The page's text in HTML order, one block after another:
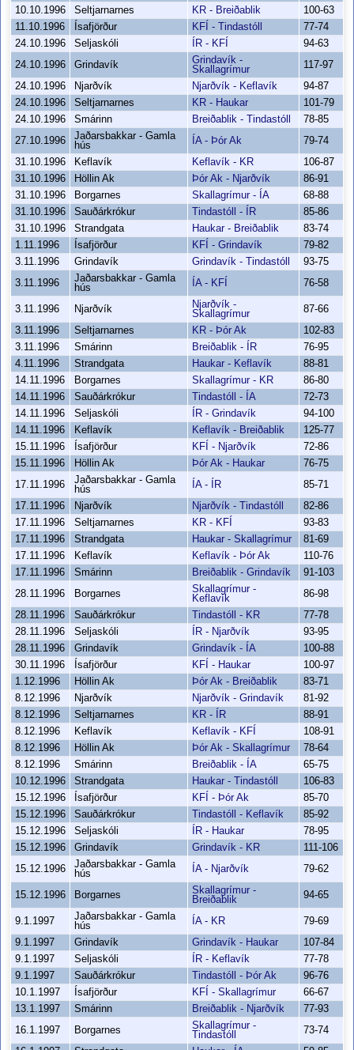
10.10.1996
Seltjarnarnes KR - Breiðablik
100-63
11.10.1996
Ísafjörður KFÍ - Tindastóll
77-74
24.10.1996
Seljaskóli ÍR - KFÍ
94-63
24.10.1996
Grindavík
Grindavík -
Skallagrímur
117-97
24.10.1996
Njarðvík Njarðvík - Keflavík
94-87
24.10.1996
Seltjarnarnes KR - Haukar
101-79
24.10.1996
Smárinn Breiðablik - Tindastóll
78-85
27.10.1996
Jaðarsbakkar - Gamla
hús
ÍA - Þór Ak
79-74
31.10.1996
Keflavík Keflavík - KR
106-87
31.10.1996
Höllin Ak Þór Ak - Njarðvík
86-91
31.10.1996
Borgarnes Skallagrímur - ÍA
68-88
31.10.1996
Sauðárkrókur Tindastóll - ÍR
85-86
31.10.1996
Strandgata Haukar - Breiðablik
83-74
1.11.1996
Ísafjörður KFÍ - Grindavík
79-82
3.11.1996
Grindavík Grindavík - Tindastóll
93-75
3.11.1996
Jaðarsbakkar - Gamla
hús
ÍA - KFÍ 76-58
3.11.1996 Njarðvík
Njarðvík -
Skallagrímur
87-66
3.11.1996
Seltjarnarnes KR - Þór Ak
102-83
3.11.1996
Smárinn Breiðablik - ÍR
76-95
4.11.1996
Strandgata Haukar - Keflavík
88-81
14.11.1996
Borgarnes Skallagrímur - KR
86-80
14.11.1996
Sauðárkrókur Tindastóll - ÍA
72-73
14.11.1996
Seljaskóli ÍR - Grindavík
94-100
14.11.1996
Keflavík Keflavík - Breiðablik
125-77
15.11.1996
Ísafjörður KFÍ - Njarðvík
72-86
15.11.1996
Höllin Ak Þór Ak - Haukar
76-75
17.11.1996
Jaðarsbakkar - Gamla
hús
ÍA - ÍR
85-71
17.11.1996
Njarðvík Njarðvík - Tindastóll
82-86
17.11.1996
Seltjarnarnes KR - KFÍ
93-83
17.11.1996
Strandgata Haukar - Skallagrímur
81-69
17.11.1996
Keflavík Keflavík - Þór Ak
110-76
17.11.1996
Smárinn Breiðablik - Grindavík
91-103
28.11.1996
Borgarnes
Skallagrímur -
Keflavík
86-98
28.11.1996
Sauðárkrókur Tindastóll - KR
77-78
28.11.1996
Seljaskóli ÍR - Njarðvík
93-95
28.11.1996
Grindavík Grindavík - ÍA
100-88
30.11.1996
Ísafjörður KFÍ - Haukar
100-97
1.12.1996
Höllin Ak Þór Ak - Breiðablik
83-71
8.12.1996
Njarðvík Njarðvík - Grindavík
81-92
8.12.1996
Seltjarnarnes KR - ÍR
88-91
8.12.1996
Keflavík Keflavík - KFÍ
108-91
8.12.1996
Höllin Ak Þór Ak - Skallagrímur
78-64
8.12.1996
Smárinn Breiðablik - ÍA
65-75
10.12.1996
Strandgata Haukar - Tindastóll
106-83
15.12.1996
Ísafjörður KFÍ - Þór Ak
85-70
15.12.1996
Sauðárkrókur Tindastóll - Keflavík
85-92
15.12.1996
Seljaskóli ÍR - Haukar
78-95
15.12.1996
Grindavík Grindavík - KR
111-106
15.12.1996
Jaðarsbakkar - Gamla
hús
ÍA - Njarðvík 79-62
15.12.1996 Borgarnes
Skallagrímur -
Breiðablik
94-65
9.1.1997
Jaðarsbakkar - Gamla
hús
ÍA - KR
79-69
9.1.1997
Grindavík Grindavík - Haukar
107-84
9.1.1997
Seljaskóli ÍR - Keflavík
77-78
9.1.1997
Sauðárkrókur Tindastóll - Þór Ak
96-76
10.1.1997
Ísafjörður KFÍ - Skallagrímur
66-67
13.1.1997
Smárinn Breiðablik - Njarðvík
77-93
16.1.1997
Borgarnes
Skallagrímur -
Tindastóll
73-74